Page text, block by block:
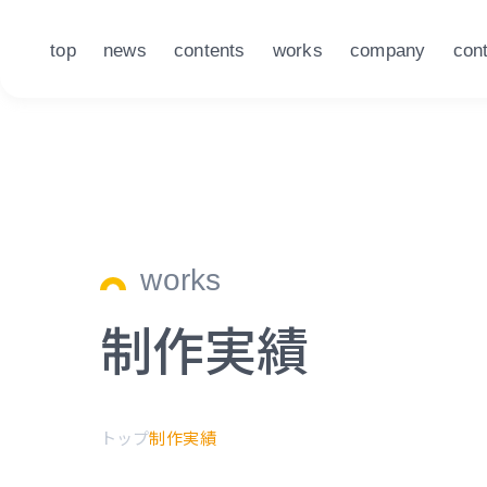
top news contents works company
works
制作実績
トップ制作実績